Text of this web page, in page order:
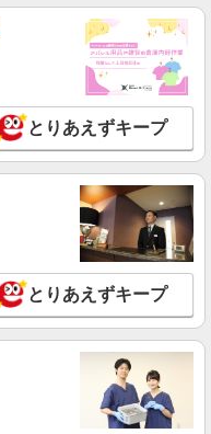
とりあえずキープ
とりあえずキープ